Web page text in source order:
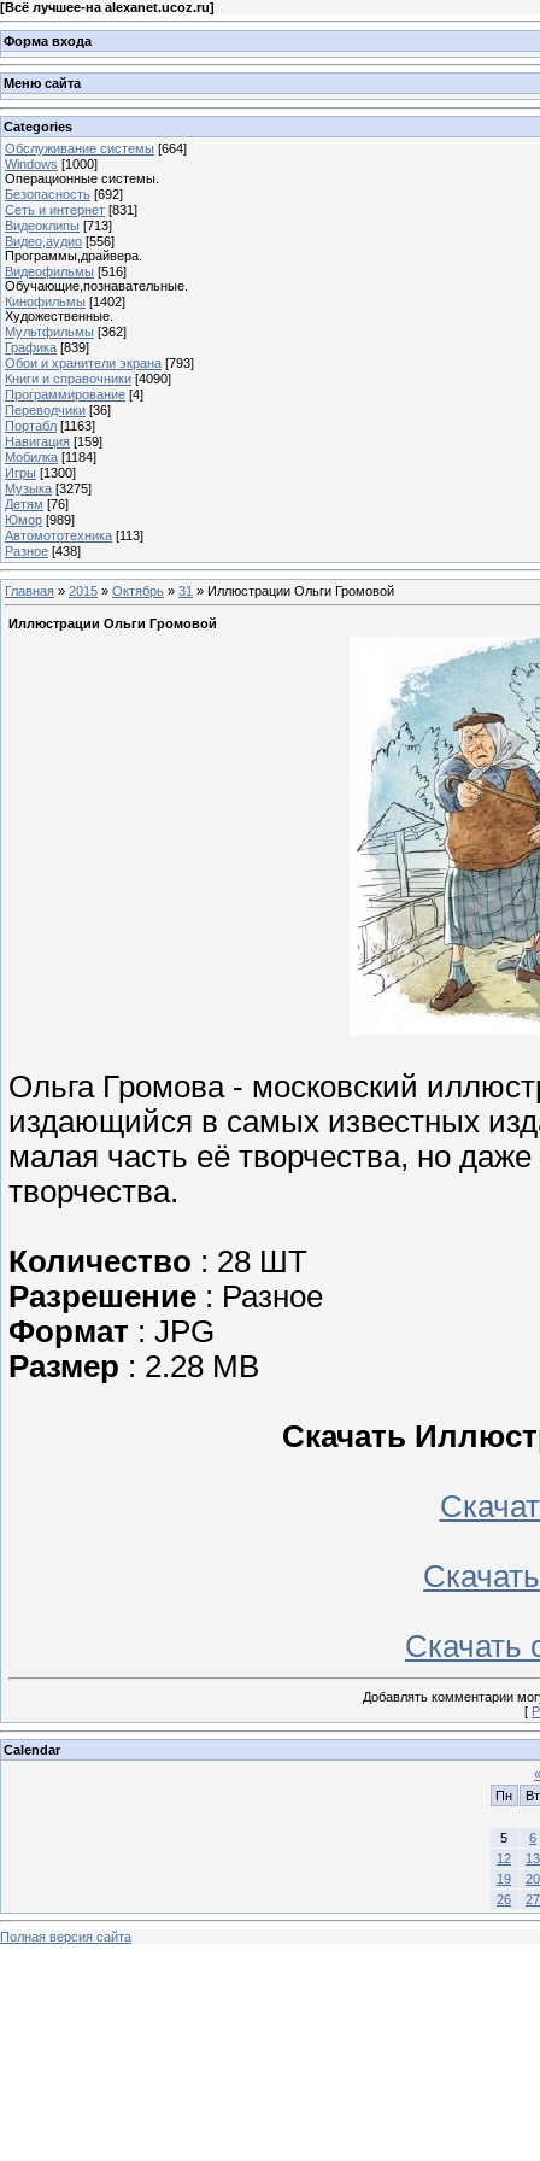
[Всё лучшее-на alexanet.ucoz.ru]
Форма входа
Меню сайта
Categories
Обслуживание системы [664]
Windows [1000]
Операционные системы.
Безопасность [692]
Сеть и интернет [831]
Видеоклипы [713]
Видео,аудио [556]
Программы,драйвера.
Видеофильмы [516]
Обучающие,познавательные.
Кинофильмы [1402]
Художественные.
Мультфильмы [362]
Графика [839]
Обои и хранители экрана [793]
Книги и справочники [4090]
Программирование [4]
Переводчики [36]
Портабл [1163]
Навигация [159]
Мобилка [1184]
Игры [1300]
Музыка [3275]
Детям [76]
Юмор [989]
Автомототехника [113]
Разное [438]
Главная » 2015 » Октябрь » 31 » Иллюстрации Ольги Громовой
Иллюстрации Ольги Громовой
Ольга Громова - московский
издающийся в самых известных
малая часть её творчества, но
творчества.
Количество : 28 ШТ
Разрешение : Разное
Формат : JPG
Размер : 2.28 MB
Скачать
Скачать
Добавлять комментарии
[
Calendar
«
Пн
Вт
5
6
12
13
19
20
26
27
Полная версия сайта